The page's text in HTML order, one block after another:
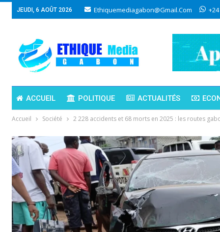
JEUDI, 6 AOÛT 2026 Ethiquemediagabon@gmail.com
ACCUEIL POLITIQUE ACTUALITÉS
Accueil Société 2 228 accidents et 68 morts en 2025 : les routes